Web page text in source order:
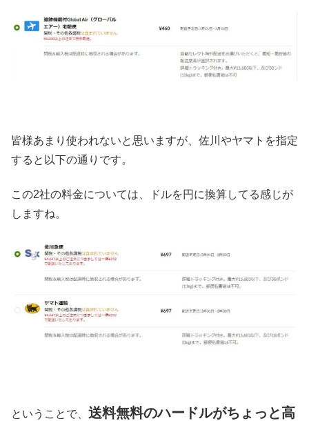
皆様あまり使われないと思いますが、佐川やヤマトを指定
すると以下の通りです。
この2社の料金については、ドルを円に換算してる感じが
しますね。
ということで、 送料無料のハードルがちょっと高